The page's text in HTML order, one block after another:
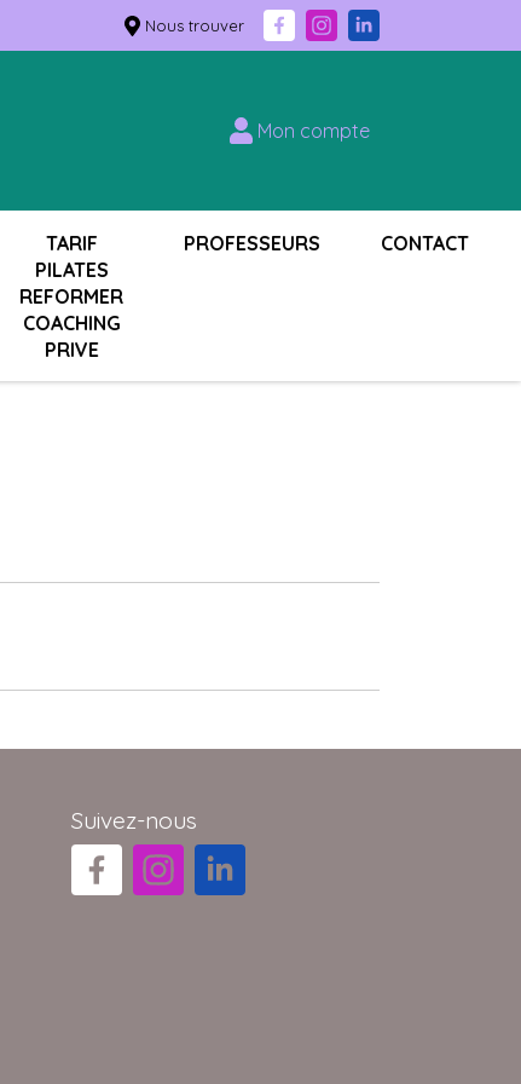
Nous trouver
Mon compte
TARIF
PILATES
REFORMER
COACHING
PRIVE
PROFESSEURS CONTACT
Suivez-nous